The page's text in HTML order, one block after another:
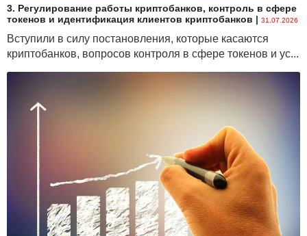
3. Регулирование работы криптобанков, контроль в сфере
токенов и идентификация клиентов криптобанков | 31.07.2026
Вступили в силу постановления, которые касаются
криптобанков, вопросов контроля в сфере токенов и ус...